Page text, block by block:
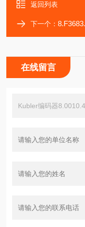
返回列表
下一个：
在线留言